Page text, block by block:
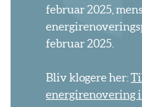
februar 2025,
februar 2025.
Bliv klogere her:
energirenovering